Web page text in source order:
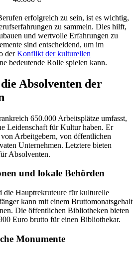
erfolgreich zu sein, ist es wichtig,
zu sammeln. Dies hilft,
und wertvolle Erfahrungen zu
sind entscheidend, um im
derKonflikt der kulturellen
bedeutende Rolle spielen kann.
Absolventen der
650.000 Arbeitsplätze umfasst,
Leidenschaft für Kultur haben. Er
von Arbeitgebern, von öffentlichen
Unternehmen. Letztere bieten
Absolventen.
und lokale Behörden
die Hauptrekruteure für kulturelle
kann mit einem Bruttomonatsgehalt
Die öffentlichen Bibliotheken bieten
Euro brutto für einen Bibliothekar.
Monumente